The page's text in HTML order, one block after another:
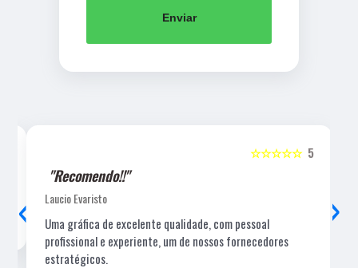
Enviar
5
☆☆☆☆☆
"Recomendo!!"
Laucio Evaristo
Uma gráfica de excelente qualidade, com pessoal
profissional e experiente, um de nossos fornecedores
estratégicos.
‹ ›